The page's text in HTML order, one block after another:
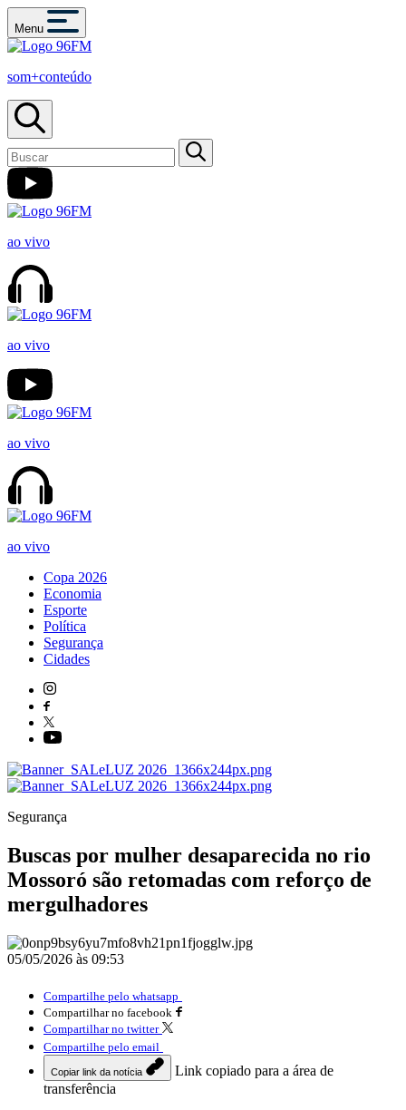
Menu
som+conteúdo
ao vivo
ao vivo
ao vivo
ao vivo
Copa 2026
Economia
Esporte
Política
Segurança
Cidades
Segurança
Buscas por mulher desaparecida no rio
Mossoró são retomadas com reforço de
mergulhadores
05/05/2026 às 09:53
Compartilhe pelo whatsapp
Compartilhar no facebook
Compartilhar no twitter
Compartilhe pelo email
Copiar link da notícia
Link copiado para a área de
transferência